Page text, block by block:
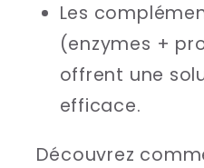
Les
(enzymes +
offrent une
efficace.
Découvrez